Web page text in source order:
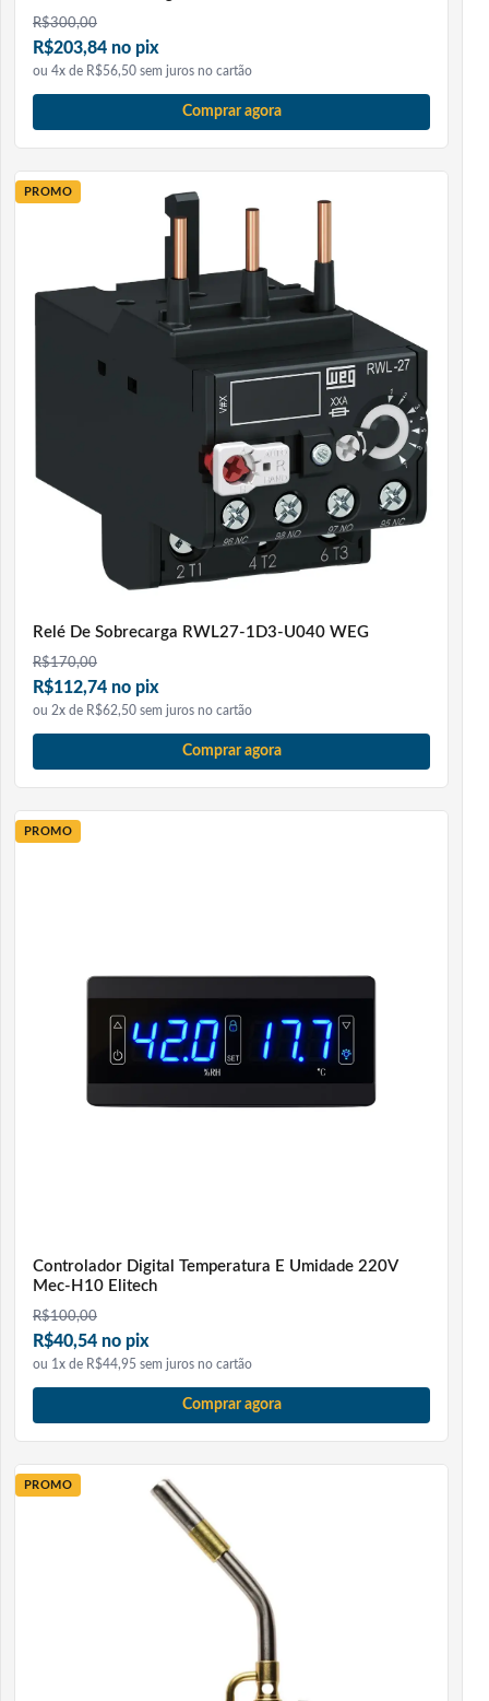
R$300,00
R$203,84 no pix
ou 4x de R$56,50 sem juros no cartão
Comprar agora
PROMO
Relé De Sobrecarga RWL27-1D3-U040 WEG
R$170,00
R$112,74 no pix
ou 2x de R$62,50 sem juros no cartão
Comprar agora
PROMO
Controlador Digital Temperatura E Umidade 220V
Mec-H10 Elitech
R$100,00
R$40,54 no pix
ou 1x de R$44,95 sem juros no cartão
Comprar agora
PROMO